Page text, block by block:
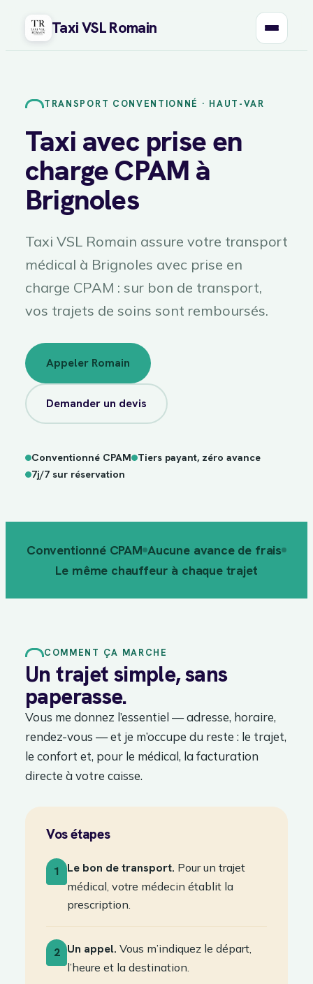
Taxi VSL Romain
TRANSPORT CONVENTIONNÉ · HAUT-VAR
Taxi avec prise en
charge CPAM à
Brignoles
Taxi VSL Romain assure votre transport
médical à Brignoles avec prise en
charge CPAM : sur bon de transport,
vos trajets de soins sont remboursés.
Appeler Romain
Demander un devis
Conventionné CPAM Tiers payant, zéro avance
7j/7 sur réservation
7j/7sur
réservation
Conventionné CPAM Aucune avance de frais
Le même chauffeur à chaque trajet
COMMENT ÇA MARCHE
Un trajet simple, sans
paperasse.
Vous me donnez l’essentiel — adresse, horaire,
rendez-vous — et je m’occupe du reste : le trajet,
le confort et, pour le médical, la facturation
directe à votre caisse.
Vos étapes
1 Le bon de transport. Pour un trajet
médical, votre médecin établit la
prescription.
2 Un appel. Vous m’indiquez le départ,
l’heure et la destination.